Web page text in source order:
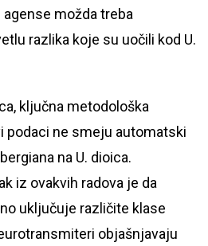
možda treba
razlika koje su uočili kod U.
ključna metodološka
podaci ne smeju automatski
na U. dioica.
iz ovakvih radova je da
uključuje različite klase
objašnjavaju